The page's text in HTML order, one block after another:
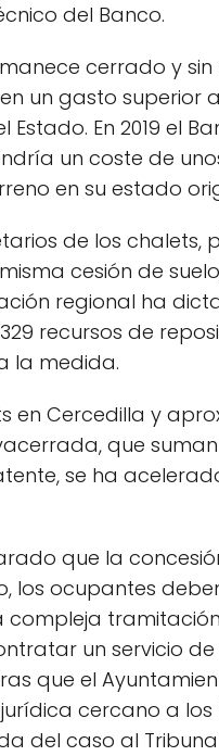
del Banco.
cerrado y
un gasto superior
En 2019 el
un coste de
en su estado
de los chalets,
cesión de
regional ha
recursos de
la medida.
en Cercedilla y
que
se ha
que la
ocupantes
compleja
un servicio
que el
cercano a los
del caso al